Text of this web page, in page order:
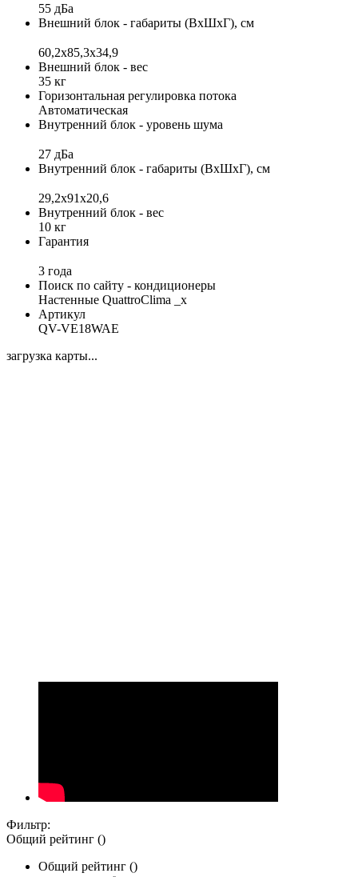
55 дБа
Внешний блок - габариты (ВхШхГ), см
60,2x85,3x34,9
Внешний блок - вес
35 кг
Горизонтальная регулировка потока
Автоматическая
Внутренний блок - уровень шума
27 дБа
Внутренний блок - габариты (ВхШхГ), см
29,2x91x20,6
Внутренний блок - вес
10 кг
Гарантия
3 года
Поиск по сайту - кондиционеры
Настенные QuattroClima _x
Артикул
QV-VE18WAE
загрузка карты...
Фильтр:
Общий рейтинг ()
Общий рейтинг ()